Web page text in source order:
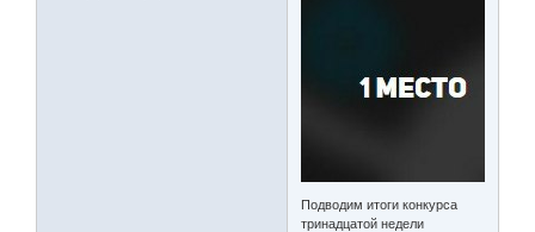
Подводим итоги конкурса
тринадцатой недели